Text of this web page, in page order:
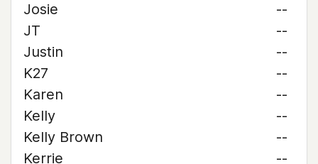
Josie
--
JT
--
Justin
--
K27
--
Karen
--
Kelly
--
Kelly Brown
--
Kerrie
--